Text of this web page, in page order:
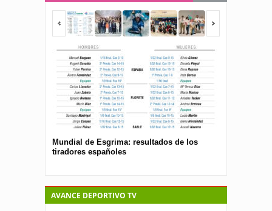
Mundial de Esgrima: resultados de los
tiradores españoles
AVANCE DEPORTIVO TV